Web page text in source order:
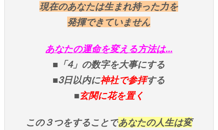
現在のあなたは生まれ持った力を
発揮できていません
あなたの運命を変える方法は…
■「4」の数字を大事にする
■3日以内に神社で参拝する
■玄関に花を置く
この３つをすることであなたの人生は変